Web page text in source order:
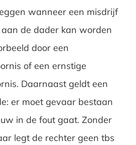
wanneer een misdrijf
de dader kan worden
door een
of een ernstige
Daarnaast geldt een
er moet gevaar bestaan
in de fout gaat. Zonder
legt de rechter geen tbs